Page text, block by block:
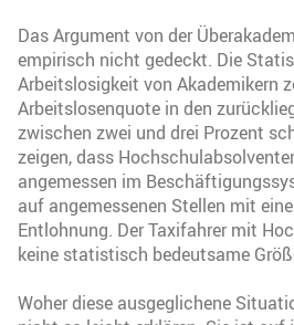
Das Argument von der
empirisch nicht gedeckt. Die
Arbeitslosigkeit von Akademikern
Arbeitslosenquote in den
zwischen zwei und drei Prozent
zeigen, dass
angemessen im
auf angemessenen Stellen mit
Entlohnung. Der Taxifahrer mit
keine statistisch bedeutsame
Woher diese ausgeglichene